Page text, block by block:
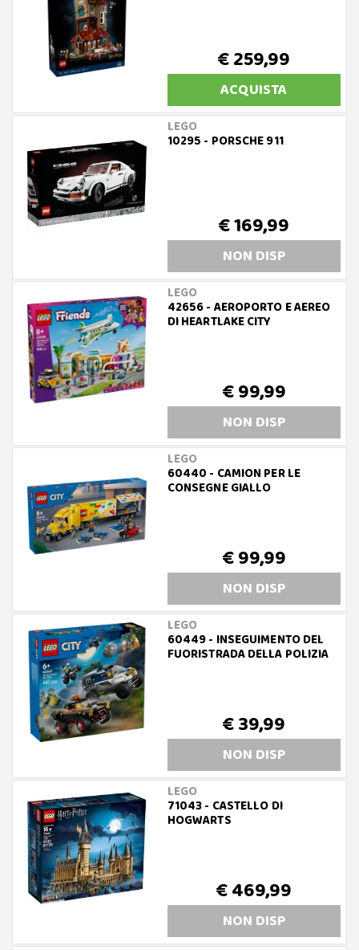
€ 259,99
ACQUISTA
LEGO
10295 - PORSCHE 911
€ 169,99
NON DISP
LEGO
42656 - AEROPORTO E AEREO
DI HEARTLAKE CITY
€ 99,99
NON DISP
LEGO
60440 - CAMION PER LE
CONSEGNE GIALLO
€ 99,99
NON DISP
LEGO
60449 - INSEGUIMENTO DEL
FUORISTRADA DELLA POLIZIA
€ 39,99
NON DISP
LEGO
71043 - CASTELLO DI
HOGWARTS
€ 469,99
NON DISP